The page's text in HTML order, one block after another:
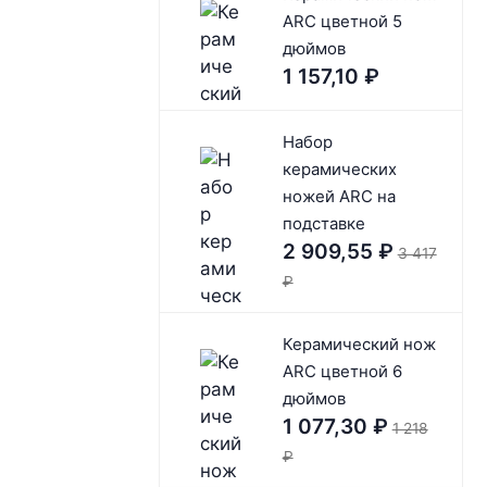
ARC цветной 5
дюймов
1 157,10 ₽
Набор
керамических
ножей ARC на
подставке
2 909,55 ₽ 3 417
₽
Керамический нож
ARC цветной 6
дюймов
1 077,30 ₽ 1 218
₽